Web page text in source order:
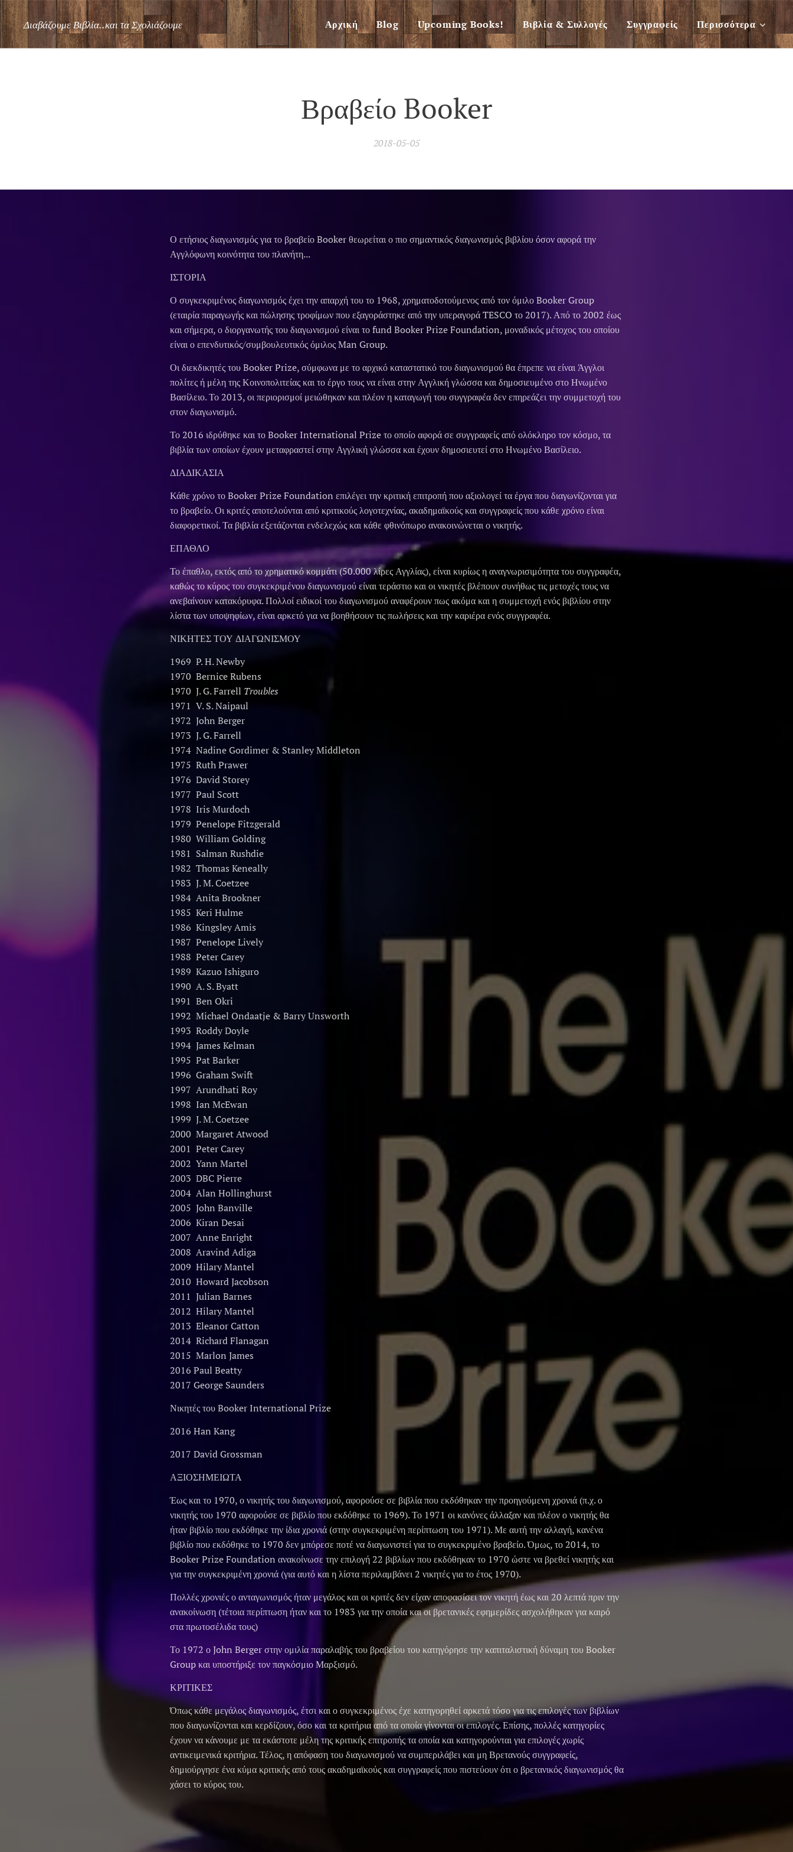
Διαβάζουμε Βιβλία..και τα Σχολιάζουμε Αρχική Blog Upcoming Books! Βιβλία & Συλλογές Συγγραφείς Περισσότερα
Βραβείο Booker
2018-05-05
Ο ετήσιος διαγωνισμός για το βραβείο Booker θεωρείται ο πιο σημαντικός διαγωνισμός βιβλίου όσον αφορά την
Αγγλόφωνη κοινότητα του πλανήτη...
ΙΣΤΟΡΙΑ
Ο συγκεκριμένος διαγωνισμός έχει την απαρχή του το 1968, χρηματοδοτούμενος από τον όμιλο Booker Group
(εταιρία παραγωγής και πώλησης τροφίμων που εξαγοράστηκε από την υπεραγορά TESCO το 2017). Από το 2002 έως
και σήμερα, ο διοργανωτής του διαγωνισμού είναι το fund Booker Prize Foundation, μοναδικός μέτοχος του οποίου
είναι ο επενδυτικός/συμβουλευτικός όμιλος Man Group.
Οι διεκδικητές του Booker Prize, σύμφωνα με το αρχικό καταστατικό του διαγωνισμού θα έπρεπε να είναι Άγγλοι
πολίτες ή μέλη της Κοινοπολιτείας και το έργο τους να είναι στην Αγγλική γλώσσα και δημοσιευμένο στο Ηνωμένο
Βασίλειο. Το 2013, οι περιορισμοί μειώθηκαν και πλέον η καταγωγή του συγγραφέα δεν επηρεάζει την συμμετοχή του
στον διαγωνισμό.
Το 2016 ιδρύθηκε και το Booker International Prize το οποίο αφορά σε συγγραφείς από ολόκληρο τον κόσμο, τα
βιβλία των οποίων έχουν μεταφραστεί στην Αγγλική γλώσσα και έχουν δημοσιευτεί στο Ηνωμένο Βασίλειο.
ΔΙΑΔΙΚΑΣΙΑ
Κάθε χρόνο το Booker Prize Foundation επιλέγει την κριτική επιτροπή που αξιολογεί τα έργα που διαγωνίζονται για
το βραβείο. Οι κριτές αποτελούνται από κριτικούς λογοτεχνίας, ακαδημαϊκούς και συγγραφείς που κάθε χρόνο είναι
διαφορετικοί. Τα βιβλία εξετάζονται ενδελεχώς και κάθε φθινόπωρο ανακοινώνεται ο νικητής.
ΕΠΑΘΛΟ
Το έπαθλο, εκτός από το χρηματικό κομμάτι (50.000 λίρες Αγγλίας), είναι κυρίως η αναγνωρισιμότητα του συγγραφέα,
καθώς το κύρος του συγκεκριμένου διαγωνισμού είναι τεράστιο και οι νικητές βλέπουν συνήθως τις μετοχές τους να
ανεβαίνουν κατακόρυφα. Πολλοί ειδικοί του διαγωνισμού αναφέρουν πως ακόμα και η συμμετοχή ενός βιβλίου στην
λίστα των υποψηφίων, είναι αρκετό για να βοηθήσουν τις πωλήσεις και την καριέρα ενός συγγραφέα.
ΝΙΚΗΤΕΣ ΤΟΥ ΔΙΑΓΩΝΙΣΜΟΥ
1969 P. H. Newby
1970 Bernice Rubens
1970 J. G. Farrell Troubles
1971 V. S. Naipaul
1972 John Berger
1973 J. G. Farrell
1974 Nadine Gordimer & Stanley Middleton
1975 Ruth Prawer
1976 David Storey
1977 Paul Scott
1978 Iris Murdoch
1979 Penelope Fitzgerald
1980 William Golding
1981 Salman Rushdie
1982 Thomas Keneally
1983 J. M. Coetzee
1984 Anita Brookner
1985 Keri Hulme
1986 Kingsley Amis
1987 Penelope Lively
1988 Peter Carey
1989 Kazuo Ishiguro
1990 A. S. Byatt
1991 Ben Okri
1992 Michael Ondaatje & Barry Unsworth
1993 Roddy Doyle
1994 James Kelman
1995 Pat Barker
1996 Graham Swift
1997 Arundhati Roy
1998 Ian McEwan
1999 J. M. Coetzee
2000 Margaret Atwood
2001 Peter Carey
2002 Yann Martel
2003 DBC Pierre
2004 Alan Hollinghurst
2005 John Banville
2006 Kiran Desai
2007 Anne Enright
2008 Aravind Adiga
2009 Hilary Mantel
2010 Howard Jacobson
2011 Julian Barnes
2012 Hilary Mantel
2013 Eleanor Catton
2014 Richard Flanagan
2015 Marlon James
2016 Paul Beatty
2017 George Saunders
Νικητές του Booker International Prize
2016 Han Kang
2017 David Grossman
ΑΞΙΟΣΗΜΕΙΩΤΑ
Έως και το 1970, ο νικητής του διαγωνισμού, αφορούσε σε βιβλία που εκδόθηκαν την προηγούμενη χρονιά (π.χ. ο
νικητής του 1970 αφορούσε σε βιβλίο που εκδόθηκε το 1969). Το 1971 οι κανόνες άλλαξαν και πλέον ο νικητής θα
ήταν βιβλίο που εκδόθηκε την ίδια χρονιά (στην συγκεκριμένη περίπτωση του 1971). Με αυτή την αλλαγή, κανένα
βιβλίο που εκδόθηκε το 1970 δεν μπόρεσε ποτέ να διαγωνιστεί για το συγκεκριμένο βραβείο. Όμως, το 2014, το
Booker Prize Foundation ανακοίνωσε την επιλογή 22 βιβλίων που εκδόθηκαν το 1970 ώστε να βρεθεί νικητής και
για την συγκεκριμένη χρονιά (για αυτό και η λίστα περιλαμβάνει 2 νικητές για το έτος 1970).
Πολλές χρονιές ο ανταγωνισμός ήταν μεγάλος και οι κριτές δεν είχαν αποφασίσει τον νικητή έως και 20 λεπτά πριν την
ανακοίνωση (τέτοια περίπτωση ήταν και το 1983 για την οποία και οι βρετανικές εφημερίδες ασχολήθηκαν για καιρό
στα πρωτοσέλιδα τους)
Το 1972 ο John Berger στην ομιλία παραλαβής του βραβείου του κατηγόρησε την καπιταλιστική δύναμη του Booker
Group και υποστήριξε τον παγκόσμιο Μαρξισμό.
ΚΡΙΤΙΚΕΣ
Όπως κάθε μεγάλος διαγωνισμός, έτσι και ο συγκεκριμένος έχε κατηγορηθεί αρκετά τόσο για τις επιλογές των βιβλίων
που διαγωνίζονται και κερδίζουν, όσο και τα κριτήρια από τα οποία γίνονται οι επιλογές. Επίσης, πολλές κατηγορίες
έχουν να κάνουμε με τα εκάστοτε μέλη της κριτικής επιτροπής τα οποία και κατηγορούνται για επιλογές χωρίς
αντικειμενικά κριτήρια. Τέλος, η απόφαση του διαγωνισμού να συμπεριλάβει και μη Βρετανούς συγγραφείς,
δημιούργησε ένα κύμα κριτικής από τους ακαδημαϊκούς και συγγραφείς που πιστεύουν ότι ο βρετανικός διαγωνισμός θα
χάσει το κύρος του.